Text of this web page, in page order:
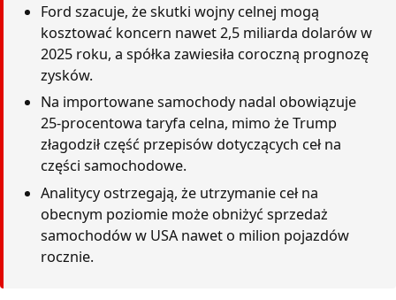
Ford szacuje, że skutki wojny celnej mogą
kosztować koncern nawet 2,5 miliarda dolarów w
2025 roku, a spółka zawiesiła coroczną prognozę
zysków.
Na importowane samochody nadal obowiązuje
25-procentowa taryfa celna, mimo że Trump
złagodził część przepisów dotyczących ceł na
części samochodowe.
Analitycy ostrzegają, że utrzymanie ceł na
obecnym poziomie może obniżyć sprzedaż
samochodów w USA nawet o milion pojazdów
rocznie.